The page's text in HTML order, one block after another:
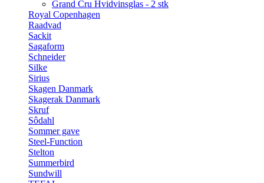
Grand Cru Hvidvinsglas - 2 stk
Royal Copenhagen
Raadvad
Sackit
Sagaform
Schneider
Silke
Sirius
Skagen Danmark
Skagerak Danmark
Skruf
Sôdahl
Sommer gave
Steel-Function
Stelton
Summerbird
Sundwill